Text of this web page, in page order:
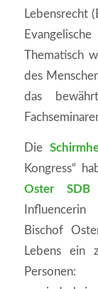
Lebensrecht
Thematisch
des
das
Die
Kongress“
Oster SDB
Bischof
Lebens ein